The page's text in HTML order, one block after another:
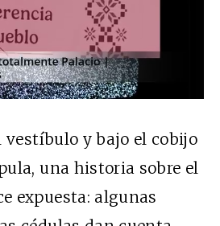
vestíbulo y bajo el cobijo
una historia sobre el
expuesta: algunas